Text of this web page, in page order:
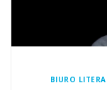
BIURO